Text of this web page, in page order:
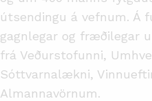
útsendingu á vefnum. Á
gagnlegar og fræðilegar
frá Veðurstofunni,
Sóttvarnalækni,
Almannavörnum.